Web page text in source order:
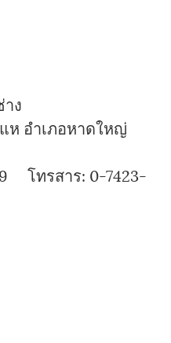
ง
ห อำเภอหาดใหญ่
โทรสาร: 0-7423-